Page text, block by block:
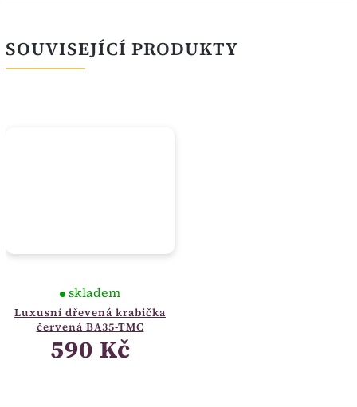
SOUVISEJÍCÍ PRODUKTY
Luxusní dřevená krabička
červená BA35-TMC
skladem
590 Kč